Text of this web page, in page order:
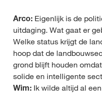
Arco: Eigenlijk is de
uitdaging. Wat gaat er
Welke status krijgt de
hoop dat de
grond blijft houden
solide en intelligente
Wim: Ik wilde altijd al